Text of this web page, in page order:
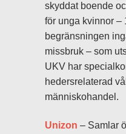
skyddat boende
för unga kvinnor –
begränsningen
missbruk – som
UKV har
hedersrelaterad
människohandel.
Unizon – Samlar